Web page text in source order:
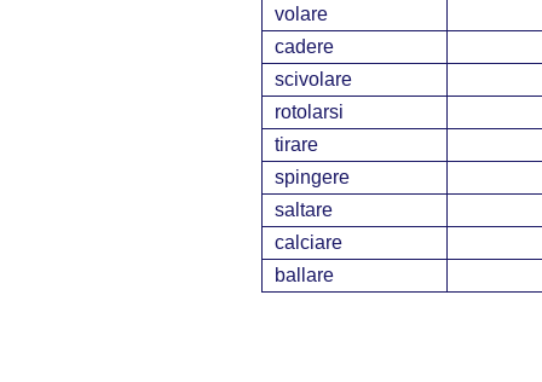
volare
cadere
scivolare
rotolarsi
tirare
spingere
saltare
calciare
ballare